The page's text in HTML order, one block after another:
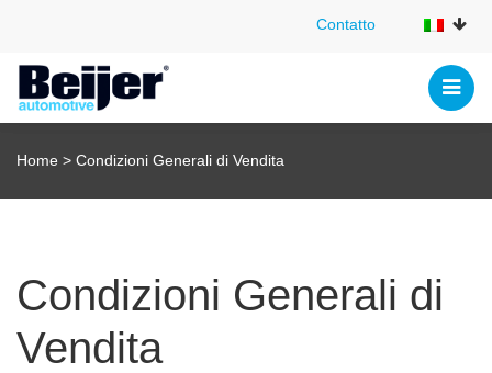
Contatto
Contatto
Home > Condizioni Generali di Vendita
Condizioni Generali di
Vendita